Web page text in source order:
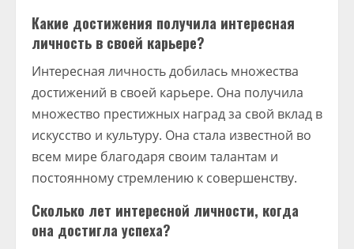
Какие достижения получила интересная
личность в своей карьере?
Интересная личность добилась множества
достижений в своей карьере. Она получила
множество престижных наград за свой вклад в
искусство и культуру. Она стала известной во
всем мире благодаря своим талантам и
постоянному стремлению к совершенству.
Сколько лет интересной личности, когда
она достигла успеха?